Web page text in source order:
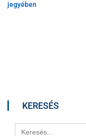
jegyében
KERESÉS
Search
for: